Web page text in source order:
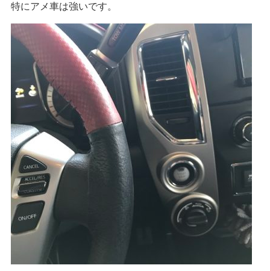
特にアメ車は強いです。